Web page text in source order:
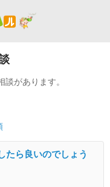
があります。
たら良いのでしょう